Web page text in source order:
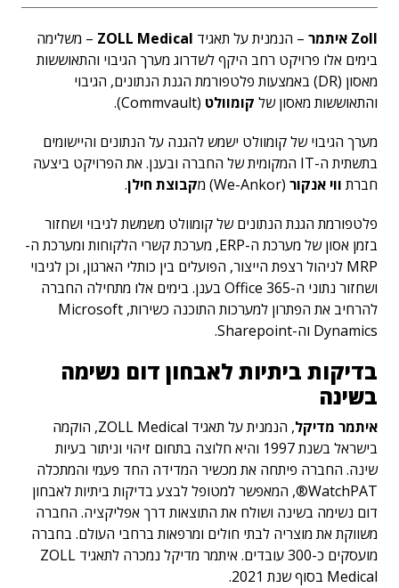
Zoll איתמר – הנמנית על תאגיד
– משלימה
בימים אלו פרויקט רחב היקף לשדרוג מערך הגיבוי והתאוששות
מאסון (DR) באמצעות פלטפורמת הגנת הנתונים, הגיבוי
והתאוששות מאסון של קומוולט (Commvault).
מערך הגיבוי של קומוולט ישמש להגנה על הנתונים והיישומים
בתשתית ה-IT המקומית של החברה ובענן. את הפרויקט ביצעה
חברת ווי אנקור (We-Ankor) מ קבוצת חילן.
פלטפורמת הגנת הנתונים של קומוולט משמשת לגיבוי ושחזור
בזמן אסון של מערכת ה-ERP, מערכת קשרי הלקוחות ומערכת ה-
MRP לניהול רצפת הייצור, הפועלים בין כותלי הארגון, וכן לגיבוי
ושחזור נתוני ה-Office 365 בענן. בימים אלו מתחילה החברה
להרחיב את הפתרון למערכות התוכנה כשירות, Microsoft
Dynamics וה-Sharepoint.
בדיקות ביתיות לאבחון דום נשימה
בשינה
איתמר מדיקל
, הנמנית על תאגיד ZOLL Medical, הוקמה
בישראל בשנת 1997 והיא חלוצה בתחום זיהוי וניתור בעיות
שינה. החברה פיתחה את מכשיר המדידה החד פעמי והמתכלה
WatchPAT®, המאפשר למטופל לבצע בדיקות ביתיות לאבחון
דום נשימה בשינה ושולח את התוצאות דרך אפליקציה. החברה
משווקת את מוצריה לבתי חולים ומרפאות ברחבי העולם. בחברה
מועסקים כ-300 עובדים. איתמר מדיקל נמכרה לתאגיד ZOLL
Medical בסוף שנת 2021.